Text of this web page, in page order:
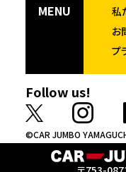
MENU
私
お
プ
Follow us!
©CAR JUMBO